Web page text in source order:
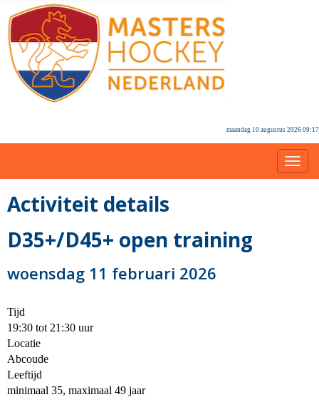
maandag 10 augustus 2026 09:17
Activiteit details
D35+/D45+ open training
woensdag 11 februari 2026
Tijd
19:30 tot 21:30 uur
Locatie
Abcoude
Leeftijd
minimaal 35, maximaal 49 jaar